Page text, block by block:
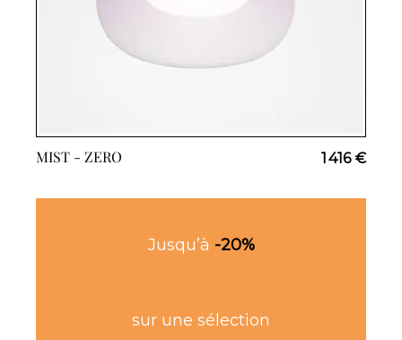
MIST - ZERO 1 416 €
Jusqu’à -20%
sur une sélection